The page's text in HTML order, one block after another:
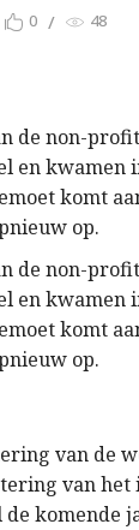
0 48
de non-
en kwamen
komt
op.
de non-
en kwamen
komt
op.
van de
van
komende